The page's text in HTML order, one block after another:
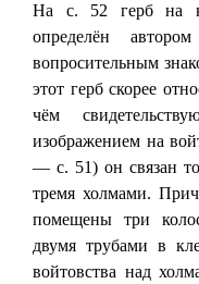
На с. 52 герб на
определён
вопросительным
этот герб скорее
чём
изображением на
— с. 51) он связан
тремя холмами.
помещены три
двумя трубами в
войтовства над